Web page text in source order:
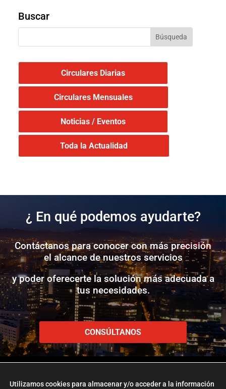
Buscar
Circulares Diarias
Circulares Mensuales
Noticias / Eventos
Toda la Actualidad
¿ En qué podemos ayudarte?
Contáctanos para conocer con más precisión
el alcance de nuestros servicios
y poder oferecerte la solución más adecuada a
tus necesidades.
CONSÚLTANOS
Utilizamos cookies para almacenar y/o acceder a la información